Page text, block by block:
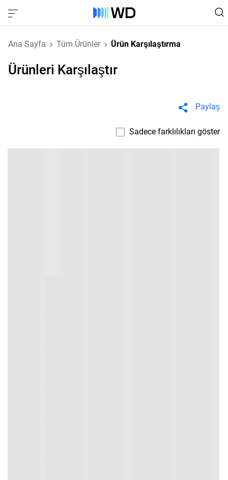
Ana Sayfa Tüm Ürünler Ürün Karşılaştırma
Ürünleri Karşılaştır
Paylaş
Sadece farklılıkları göster